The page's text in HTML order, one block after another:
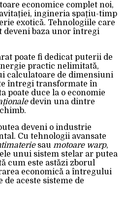
economice complet noi,
ingineria spațiu-timp
exotică. Tehnologiile care
deveni baza unor întregi
poate fi dedicat puterii de
practic nelimitată,
calculatoare de dimensiuni
întregi transformate în
poate duce la o economie
devin una dintre
deveni o industrie
Cu tehnologii avansate
sau motoare warp,
unui sistem stelar ar putea
cum este astăzi zborul
economică a întregului
aceste sisteme de